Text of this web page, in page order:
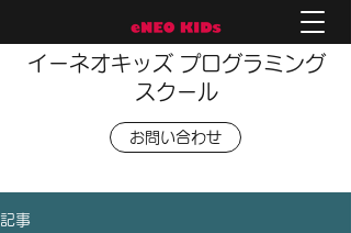
イーネオキッズ プログラミング
スクール
お問い合わせ
記事